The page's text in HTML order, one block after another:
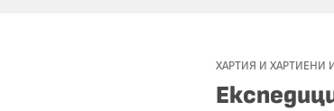
ХАРТИЯ И ХАРТИЕНИ